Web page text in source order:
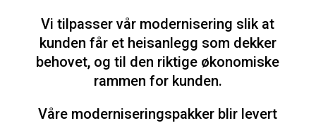
Vi tilpasser vår modernisering slik at
kunden får et heisanlegg som dekker
behovet, og til den riktige økonomiske
rammen for kunden.
Våre moderniseringspakker blir levert